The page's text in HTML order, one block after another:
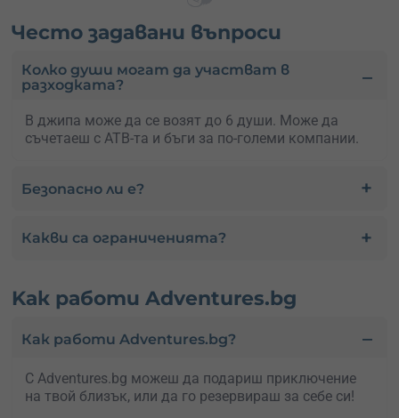
Често задавани въпроси
Колко души могат да участват в
разходката?
В джипа може да се возят до 6 души. Може да
съчетаеш с АТВ-та и бъги за по-големи компании.
Безопасно ли е?
Какви са ограниченията?
Kак работи Adventures.bg
Как работи Adventures.bg?
С Adventures.bg можеш да подариш приключение
на твой близък, или да го резервираш за себе си!